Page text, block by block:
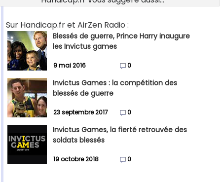
Sur Handicap.fr et AirZen Radio :
Blessés de guerre, Prince Harry inaugure
les Invictus games
9 mai 2016 0
Invictus Games : la compétition des
blessés de guerre
23 septembre 2017 0
Invictus Games, la fierté retrouvée des
soldats blessés
19 octobre 2018 0